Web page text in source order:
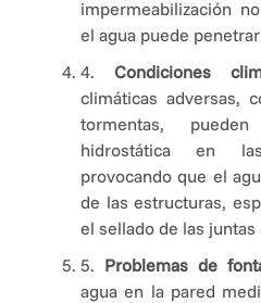
impermeabilización
el agua puede
4. Condiciones
climáticas adversas,
tormentas,
hidrostática en
provocando que el
de las estructuras,
el sellado de las juntas
5. Problemas de
agua en la pared